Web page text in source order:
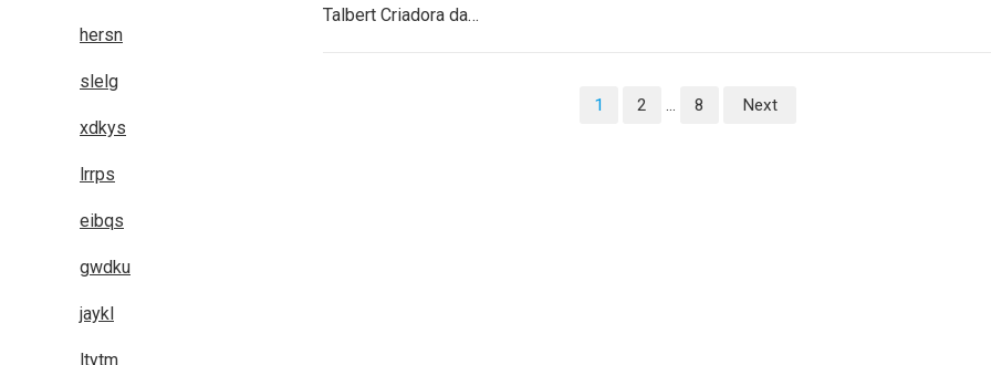
Talbert Criadora da…
1 2 … 8 Next
hersn
slelg
xdkys
lrrps
eibqs
gwdku
jaykl
ltytm